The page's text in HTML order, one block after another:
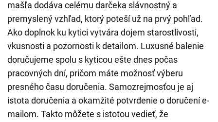
mašľa dodáva celému darčeka slávnostný a
premyslený vzhľad, ktorý poteší už na prvý pohľad.
Ako doplnok ku kytici vytvára dojem starostlivosti,
vkusnosti a pozornosti k detailom. Luxusné balenie
doručujeme spolu s kyticou ešte dnes počas
pracovných dní, pričom máte možnosť výberu
presného času doručenia. Samozrejmosťou je aj
istota doručenia a okamžité potvrdenie o doručení e-
mailom. Takto môžete s istotou vedieť, že